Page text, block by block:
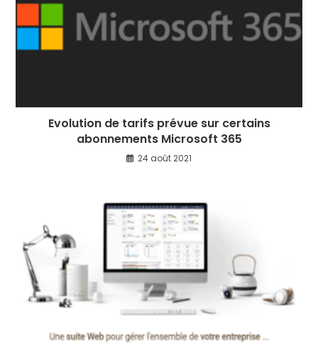
Evolution de tarifs prévue sur certains
abonnements Microsoft 365
24 août 2021